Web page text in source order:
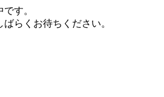
す。
らくお待ちください。